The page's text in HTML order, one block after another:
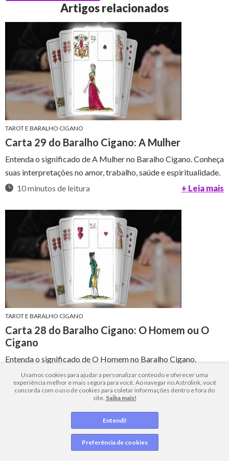
Usamos cookies para ajudar a personalizar conteúdo e oferecer uma
experiência melhor e mais segura para você. Ao navegar no Astrolink, você
concorda com o uso de cookies para coletar informações dentro e fora do
site. Saiba mais!
Entendi!
Preferência de cookies
Artigos relacionados
TAROT E BARALHO CIGANO
Carta 29 do Baralho Cigano: A Mulher
Entenda o significado de A Mulher no Baralho Cigano. Conheça
suas interpretações no amor, trabalho, saúde e espiritualidade.
10 minutos de leitura
+ Leia mais
TAROT E BARALHO CIGANO
Carta 28 do Baralho Cigano: O Homem ou O
Cigano
Entenda o significado de O Homem no Baralho Cigano.
Conheça suas interpretações no amor, trabalho, saúde e
espiritualidade.